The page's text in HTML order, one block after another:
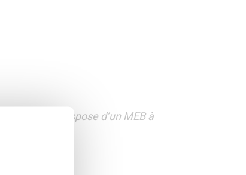
(ou, si on dispose d’un MEB à